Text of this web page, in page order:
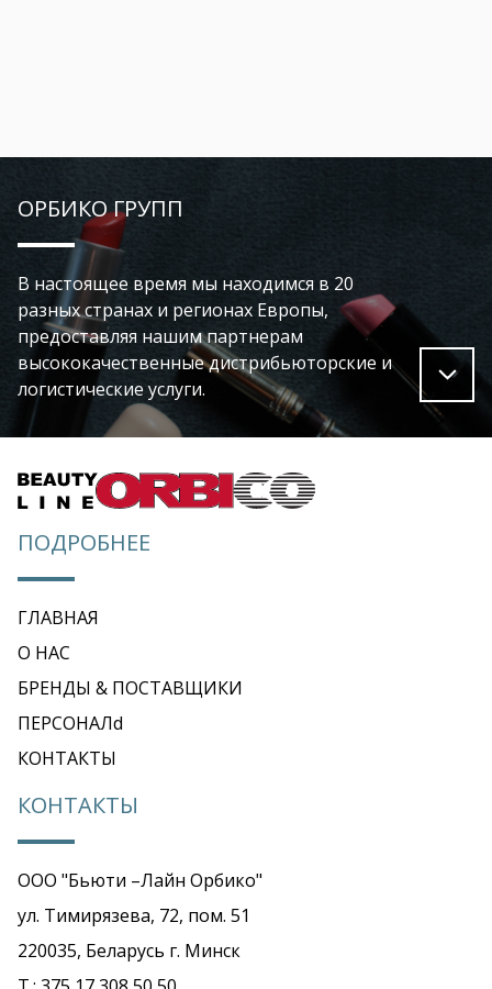
ОРБИКО ГРУПП
В настоящее время мы находимся в 20
разных странах и регионах Европы,
предоставляя нашим партнерам
высококачественные дистрибьюторские и
логистические услуги.
ПОДРОБНЕЕ
ГЛАВНАЯ
O НАС
БРЕНДЫ & ПОСТАВЩИКИ
ПЕРСОНАЛd
КОНТАКТЫ
КОНТАКТЫ
ООО "Бьюти –Лайн Орбико"
ул. Тимирязева, 72, пом. 51
220035, Беларусь г. Минск